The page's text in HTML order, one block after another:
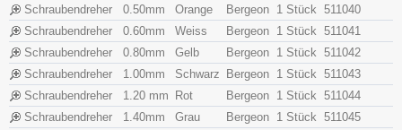
Schraubendreher 0.50mm Orange Bergeon 1 Stück 511040
Schraubendreher
0.60mm Weiss Bergeon 1 Stück 511041
Schraubendreher
0.80mm Gelb Bergeon 1 Stück 511042
Schraubendreher
1.00mm Schwarz Bergeon 1 Stück 511043
Schraubendreher
1.20 mm Rot Bergeon 1 Stück 511044
Schraubendreher
1.40mm Grau Bergeon 1 Stück 511045